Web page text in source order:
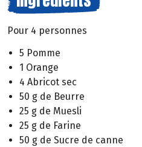
Pour 4 personnes
5 Pomme
1 Orange
4 Abricot sec
50 g de Beurre
25 g de Muesli
25 g de Farine
50 g de Sucre de canne